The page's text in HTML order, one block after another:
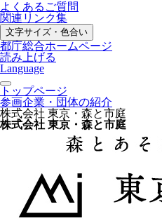
よくあるご質問
関連リンク集
文字サイズ・色合い
都庁総合ホームページ
読み上げる
Language
トップページ
参画企業・団体の紹介
株式会社 東京・森と市庭
株式会社 東京・森と市庭